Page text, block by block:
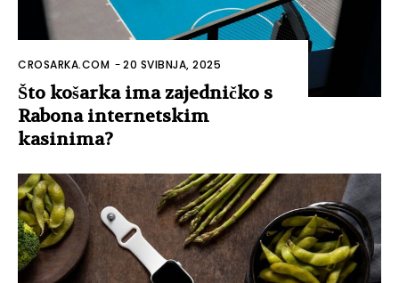
CROSARKA.COM -20 SVIBNJA, 2025
Što košarka ima zajedničko s
Rabona internetskim
kasinima?